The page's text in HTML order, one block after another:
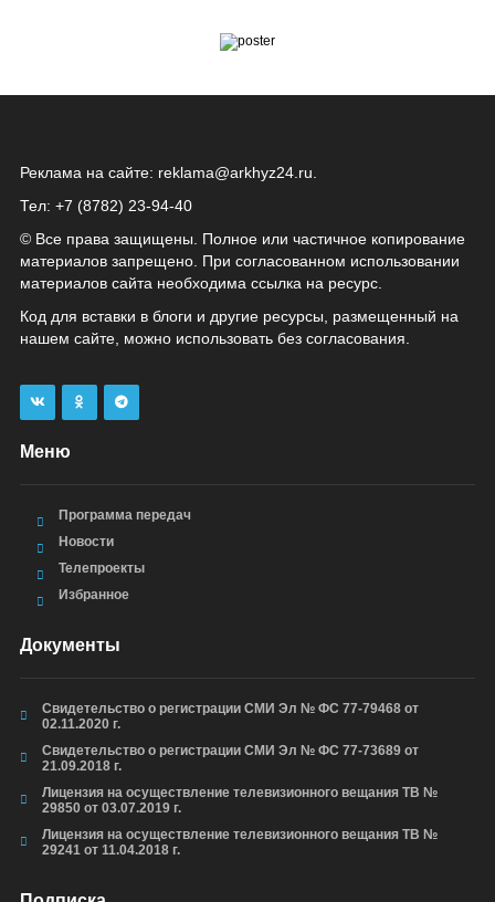
Реклама на сайте: reklama@arkhyz24.ru
Тел: +7 (8782) 23‑94‑40
© Все права защищены. Полное или частичное копирование
материалов запрещено. При согласованном использовании
материалов сайта необходима ссылка на ресурс.
Код для вставки в блоги и другие ресурсы, размещенный на
нашем сайте, можно использовать без согласования.
Меню
Программа передач
Новости
Телепроекты
Избранное
Документы
Свидетельство о регистрации СМИ Эл № ФС 77-79468 от
02.11.2020 г.
Свидетельство о регистрации СМИ Эл № ФС 77-73689 от
21.09.2018 г.
Лицензия на осуществление телевизионного вещания ТВ №
29850 от 03.07.2019 г.
Лицензия на осуществление телевизионного вещания ТВ №
29241 от 11.04.2018 г.